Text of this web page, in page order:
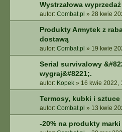
Wystrzałowa wyprzedaż
autor: Combat.pl » 28 kwie
Produkty Armytek z
dostawą
autor: Combat.pl » 19 kwie
Serial survivalowy
wygraj&#8221;.
autor: Kopek » 16 kwie 2022,
Termosy, kubki i
autor: Combat.pl » 13 kwie
-20% na produkty